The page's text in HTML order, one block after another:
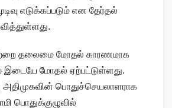
எடுக்கப்படும் என தேர்தல்
தலைமை மோதல் காரணமாக
இடையே மோதல் ஏற்பட்டுள்ளது.
பொதுச்செயலாளராக
பொதுக்குழுவில்